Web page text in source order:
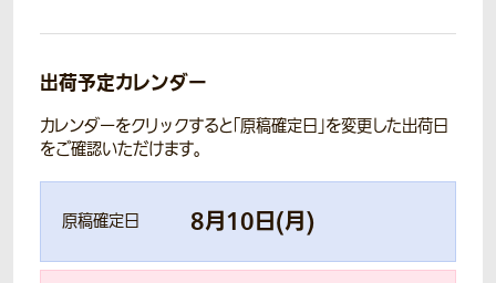
出荷予定カレンダー
カレンダーをクリックすると「原稿確定日」を変更した出荷日
をご確認いただけます。
原稿確定日 8月10日(月)